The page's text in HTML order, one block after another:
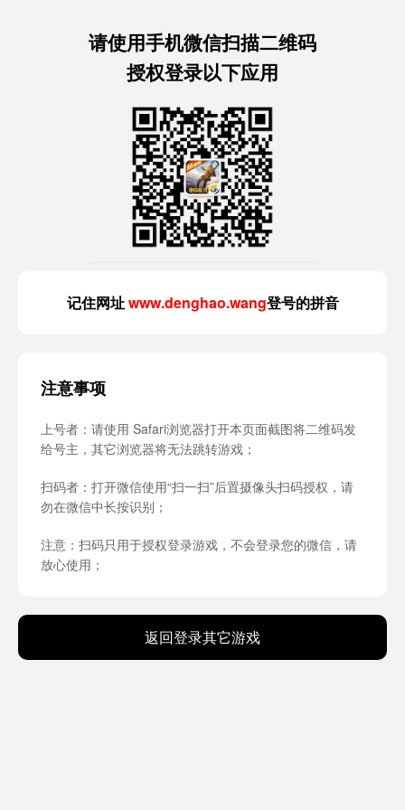
请使用手机微信扫描二维码
授权登录以下应用
记住网址www.denghao.wang登号的拼音
注意事项
上号者：请使用 Safari浏览器打开本页面截图将二维码发
给号主，其它浏览器将无法跳转游戏；
扫码者：打开微信使用“扫一扫”后置摄像头扫码授权，请
勿在微信中长按识别；
注意：扫码只用于授权登录游戏，不会登录您的微信，请
放心使用；
返回登录其它游戏